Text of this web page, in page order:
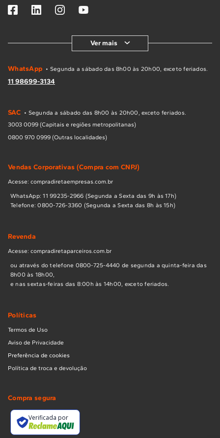
Ver mais
WhatsApp • Segunda a sábado das 8h00 às 20h00, exceto feriados.
11 98699-3134
SAC • Segunda a sábado das 8h00 às 20h00, exceto feriados.
3003 0099 (Capitais e regiões metropolitanas)
0800 970 0999 (Outras localidades)
Vendas Corporativas (Compra com CNPJ)
Acesse: compradiretaempresas.com.br
WhatsApp: 11 99235-2966 (Segunda a Sexta das 9h às 17h)
Telefone: 0800-726-3360 (Segunda a Sexta das 8h às 15h)
Revenda
Acesse: compradiretaparceiros.com.br
ou através do telefone 0800-725-4440 de segunda a quinta-feira das
8h00 às 18h00,
e nas sextas-feiras das 8:00h às 14h00, exceto feriados.
Políticas
Termos de Uso
Aviso de Privacidade
Preferência de cookies
Política de troca e devolução
Compra segura
Verificada por